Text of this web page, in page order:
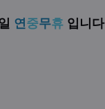
연중무휴입니다